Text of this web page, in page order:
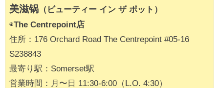
美滋锅（ビューティー イン ザ ポット）
◉The Centrepoint店
住所：176 Orchard Road The Centrepoint #05-16
S238843
最寄り駅：Somerset駅
営業時間：月〜日 11:30-6:00（L.O. 4:30）